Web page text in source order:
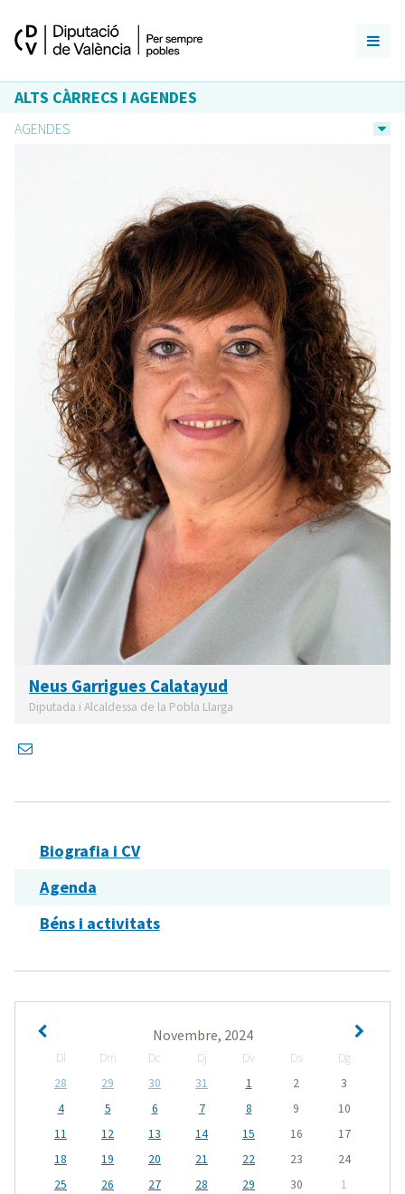
ALTS CÀRRECS I AGENDES
AGENDES
Neus Garrigues Calatayud
Diputada i Alcaldessa de la Pobla Llarga
Biografia i CV
Agenda
Béns i activitats
Novembre, 2024
Dl Dm Dc Dj Dv Ds
Dg
28
29 30 31 1 2
3
4
5 6 7 8 9
10
11
12 13 14 15 16
17
18
19 20 21 22 23
24
25
26 27 28 29 30 1